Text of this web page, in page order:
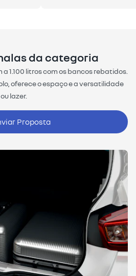
da categoria
1.100 litros com os bancos rebatidos.
oferece o espaço e a versatilidade
lazer.
Proposta